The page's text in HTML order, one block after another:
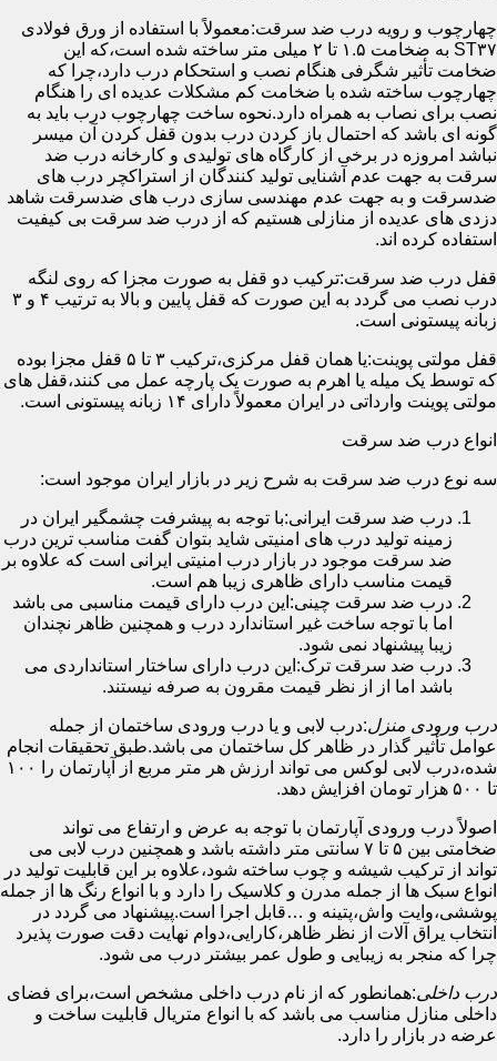
چهارچوب و رویه درب ضد سرقت:معمولاً با استفاده از ورق فولادی
ST۳۷ به ضخامت ۱.۵ تا ۲ میلی متر ساخته شده است،که این
ضخامت تأثیر شگرفی هنگام نصب و استحکام درب دارد،چرا که
چهارچوب ساخته شده با ضخامت کم مشکلات عدیده ای را هنگام
نصب برای نصاب به همراه دارد.نحوه ساخت چهارچوب درب باید به
گونه ای باشد که احتمال باز کردن درب بدون قفل کردن آن میسر
نباشد امروزه در برخی از کارگاه های تولیدی و کارخانه درب ضد
سرقت به جهت عدم آشنایی تولید کنندگان از استراکچر درب های
ضدسرقت و به جهت عدم مهندسی سازی درب های ضدسرقت شاهد
دزدی های عدیده از منازلی هستیم که از درب ضد سرقت بی کیفیت
استفاده کرده اند.
قفل درب ضد سرقت:ترکیب دو قفل به صورت مجزا که روی لنگه
درب نصب می گردد به این صورت که قفل پایین و بالا به ترتیب ۴ و ۳
زبانه پیستونی است.
قفل مولتی پوینت:یا همان قفل مرکزی،ترکیب ۳ تا ۵ قفل مجزا بوده
که توسط یک میله یا اهرم به صورت یک پارچه عمل می کنند،قفل های
مولتی پوینت وارداتی در ایران معمولاً دارای ۱۴ زبانه پیستونی است.
انواع درب ضد سرقت
سه نوع درب ضد سرقت به شرح زیر در بازار ایران موجود است:
درب ضد سرقت ایرانی:با توجه به پیشرفت چشمگیر ایران در
زمینه تولید درب های امنیتی شاید بتوان گفت مناسب ترین درب
ضد سرقت موجود در بازار درب امنیتی ایرانی است که علاوه بر
قیمت مناسب دارای ظاهری زیبا هم است.
درب ضد سرقت چینی:این درب دارای قیمت مناسبی می باشد
اما با توجه ساخت غیر استاندارد درب و همچنین ظاهر نچندان
زیبا پیشنهاد نمی شود.
درب ضد سرقت ترک:این درب دارای ساختار استانداردی می
باشد اما از از نظر قیمت مقرون به صرفه نیستند.
درب ورودی منزل:درب لابی و یا درب ورودی ساختمان از جمله
عوامل تأثیر گذار در ظاهر کل ساختمان می باشد.طبق تحقیقات انجام
شده،درب لابی لوکس می تواند ارزش هر متر مربع از آپارتمان را ۱۰۰
تا ۵۰۰ هزار تومان افزایش دهد.
اصولاً درب ورودی آپارتمان با توجه به عرض و ارتفاع می تواند
ضخامتی بین ۵ تا ۷ سانتی متر داشته باشد و همچنین درب لابی می
تواند از ترکیب شیشه و چوب ساخته شود،علاوه بر این قابلیت تولید در
انواع سبک ها از جمله مدرن و کلاسیک را دارد و با انواع رنگ ها از جمله
پوششی،وایت واش،پتینه و …قابل اجرا است.پیشنهاد می گردد در
انتخاب یراق آلات از نظر ظاهر،کارایی،دوام نهایت دقت صورت پذیرد
چرا که منجر به زیبایی و طول عمر بیشتر درب می شود.
درب داخلی:همانطور که از نام درب داخلی مشخص است،برای فضای
داخلی منازل مناسب می باشد که با انواع متریال قابلیت ساخت و
عرضه در بازار را دارد.